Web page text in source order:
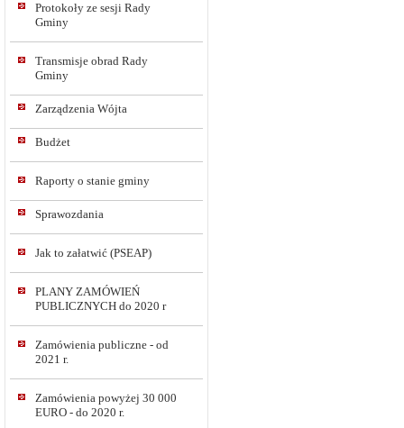
Protokoły ze sesji Rady
Gminy
Transmisje obrad Rady
Gminy
Zarządzenia Wójta
Budżet
Raporty o stanie gminy
Sprawozdania
Jak to załatwić (PSEAP)
PLANY ZAMÓWIEŃ
PUBLICZNYCH do 2020 r
Zamówienia publiczne - od
2021 r.
Zamówienia powyżej 30 000
EURO - do 2020 r.